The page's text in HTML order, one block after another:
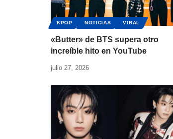
KPOP NOTICIAS VIRAL
«Butter» de BTS supera otro
increíble hito en YouTube
julio 27, 2026